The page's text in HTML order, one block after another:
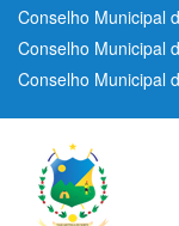
Conselho Municipal
Conselho Municipal
Conselho Municipal